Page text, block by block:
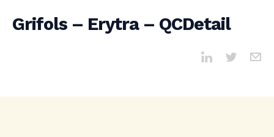
Grifols – Erytra – QCDetail